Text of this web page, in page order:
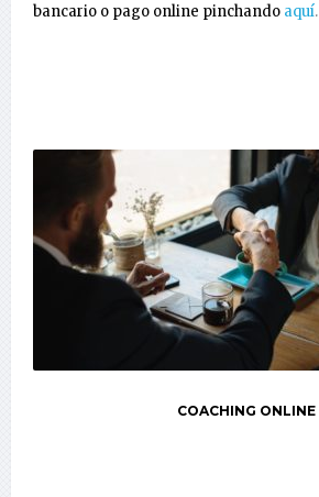
bancario o pago online pinchando aquí.
COACHING ONLINE